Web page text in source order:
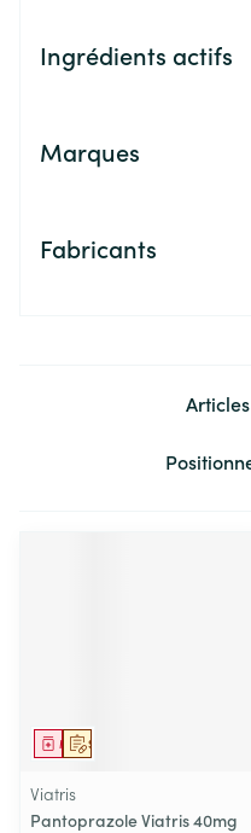
Ingrédients actifs
Marques
Fabricants
Articles
Trier par:
Sur prescription
Médicament
Viatris
Pantoprazole Viatris 40mg